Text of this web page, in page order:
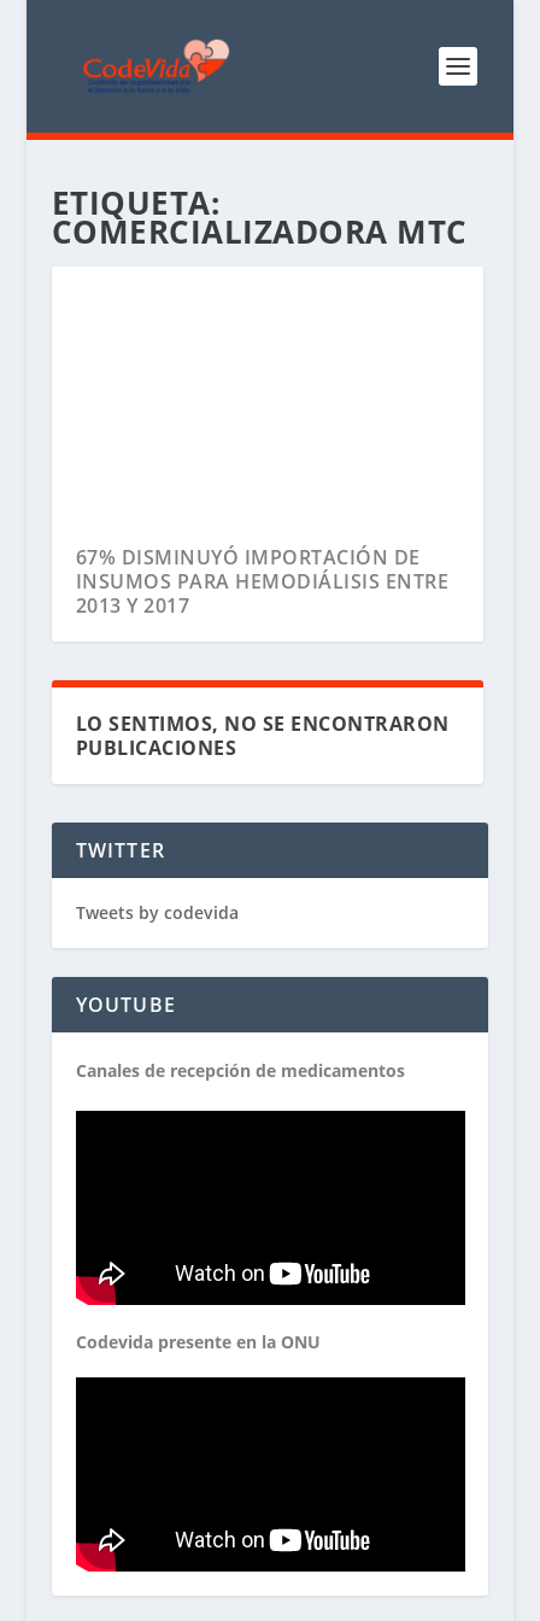
ETIQUETA:
COMERCIALIZADORA MTC
67% DISMINUYÓ IMPORTACIÓN DE
INSUMOS PARA HEMODIÁLISIS ENTRE
2013 Y 2017
LO SENTIMOS, NO SE ENCONTRARON
PUBLICACIONES
TWITTER
Tweets by codevida
YOUTUBE
Canales de recepción de medicamentos
Codevida presente en la ONU